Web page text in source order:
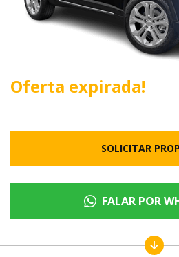
Oferta expirada!
SOLICITAR
FALAR POR